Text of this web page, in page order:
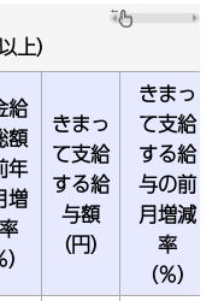
）
給
額
年
増
きまっ
て支給
する給
与額
（円）
きまっ
て支給
する給
与の前
月増減
率
（％）